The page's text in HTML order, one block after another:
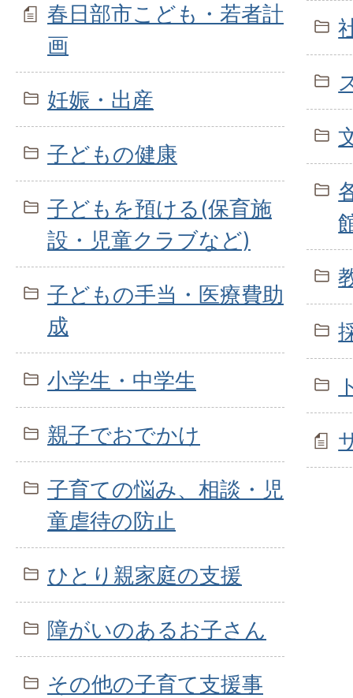
春日部市こども・若者計
画
妊娠・出産
子どもの健康
子どもを預ける(保育施
設・児童クラブなど)
子どもの手当・医療費助
成
小学生・中学生
親子でおでかけ
子育ての悩み、相談・児
童虐待の防止
ひとり親家庭の支援
障がいのあるお子さん
その他の子育て支援事